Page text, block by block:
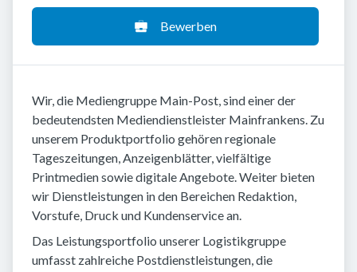
Bewerben
Wir, die Mediengruppe Main-Post, sind einer der
bedeutendsten Mediendienstleister Mainfrankens. Zu
unserem Produktportfolio gehören regionale
Tageszeitungen, Anzeigenblätter, vielfältige
Printmedien sowie digitale Angebote. Weiter bieten
wir Dienstleistungen in den Bereichen Redaktion,
Vorstufe, Druck und Kundenservice an.
Das Leistungsportfolio unserer Logistikgruppe
umfasst zahlreiche Postdienstleistungen, die